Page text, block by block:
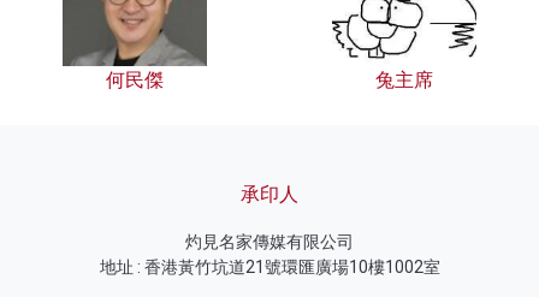
何民傑 兔主席
承印人
灼見名家傳媒有限公司
地址 : 香港黃竹坑道21號環匯廣場10樓1002室